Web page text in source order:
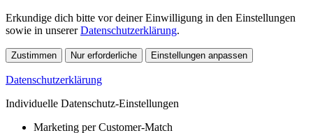
Erkundige dich bitte vor deiner Einwilligung in den Einstellungen
sowie in unsererDatenschutzerklärung.
Zustimmen Nur erforderliche Einstellungen anpassen
Datenschutzerklärung
Individuelle Datenschutz-Einstellungen
Marketing per Customer-Match